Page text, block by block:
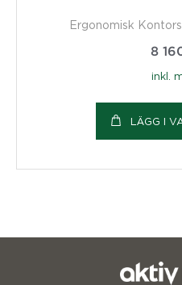
Ergonomisk
8
inkl.
LÄGG I